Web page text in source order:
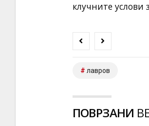
клучните услови
лавров
ПОВРЗАНИ